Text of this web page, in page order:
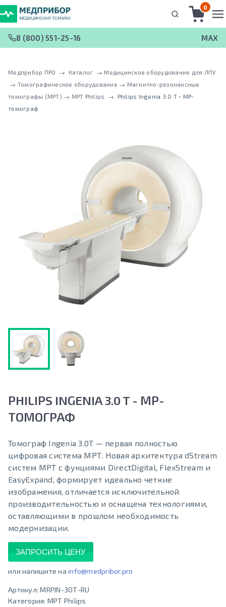
0
8 (800) 551-25-16 MAX
Медприбор ПРО → Каталог → Медицинское оборудование для ЛПУ
→ Томографическое оборудование → Магнитно-резонансные
томографы (МРТ) → МРТ Philips → Philips Ingenia 3.0 T - МР-
томограф
PHILIPS INGENIA 3.0 T - МР-
ТОМОГРАФ
Томограф Ingenia 3.0T — первая полностью
цифровая система МРТ. Новая архитектура dStream
систем МРТ с фунциями DirectDigital, FlexStream и
EasyExpand, формирует идеально четкие
изображения, отличается исключительной
производительностью и оснащена технологиями,
оставляющими в прошлом необходимость
модернизации.
ЗАПРОСИТЬ ЦЕНУ
или напишите на info@medpribor.pro
Артикул:MRPIN-30Т-RU
Категория: МРТ Philips